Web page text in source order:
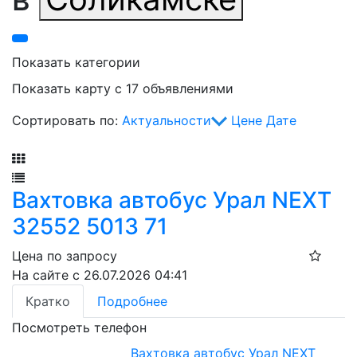
Показать категории
Показать карту с 17 объявлениями
Сортировать по: Актуальности Цене Дате
Вахтовка автобус Урал NEXT
32552 5013 71
Цена по запросу
На сайте с 26.07.2026 04:41
Кратко
Подробнее
Посмотреть телефон
Вахтовка автобус Урал NEXT